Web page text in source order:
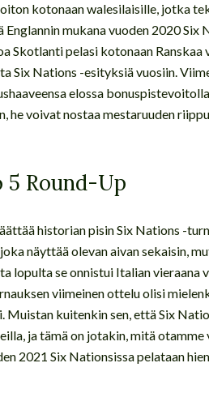
kotonaan walesilaisille, jotka
mukana vuoden 2020 Six
Skotlanti pelasi kotonaan Ranskaa
Six Nations -esityksiä vuosiin.
elossa
he voivat nostaa mestaruuden
5 Round-Up
historian pisin Six Nations -
näyttää olevan aivan sekaisin,
lopulta se onnistui Italian vieraana
viimeinen ottelu olisi
Muistan kuitenkin sen, että Six
ja tämä on jotakin, mitä otamme
2021 Six Nationsissa pelataan